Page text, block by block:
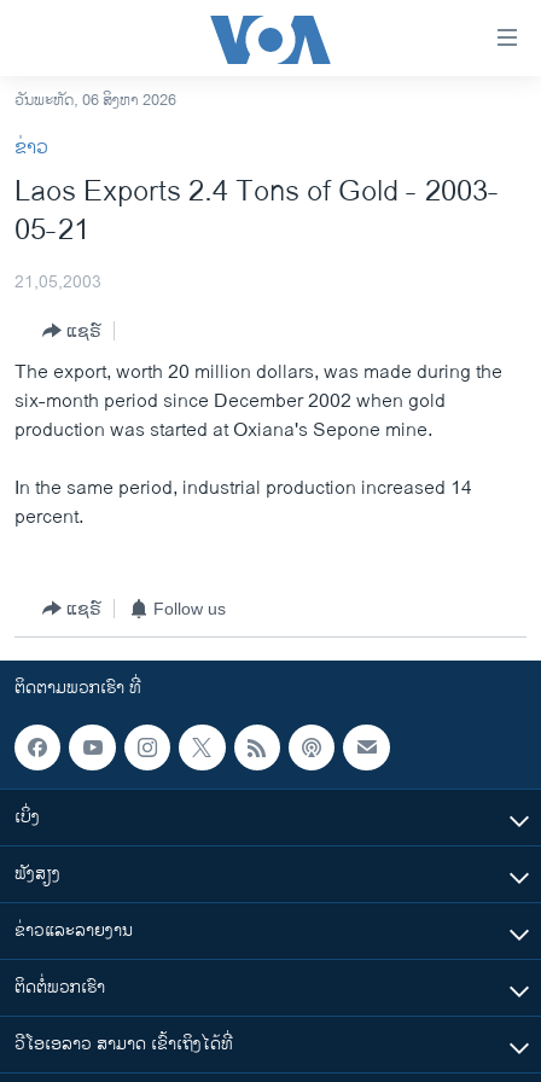
ເຂົ້າ
ຫາ
ຂ້າມ
ຂ້າມ
ຫາ
ອາເມຣິກາ
ຂ່າວ​ຈີນ
ໂລກ
ເອເຊຍ
ອິດສະຫຼະພາບດ້ານການຂ່າວ
ຊີວິດຊາວລາວ
ຊຸມຊົນຊາວລາວ
ທຸລະກິດ
ພາສາອັງກິດ
ວີດີໂອ
ສຽງ
ຕິດຕາມພວກເຮົາ ທີ່
ວັນພະຫັດ, 06 ສິງຫາ 2026
ຂ່າວ
Laos Exports 2.4 Tons of Gold - 2003-
05-21
21,05,2003
ແຊຣ໌
The export, worth 20 million dollars, was made during the
six-month period since December 2002 when gold
production was started at Oxiana's Sepone mine.
In the same period, industrial production increased 14
percent.
ແຊຣ໌ Follow us
ຕິດຕາມພວກເຮົາ ທີ່
ເບິ່ງ
ຟັງສຽງ
ຂ່າວແລະລາຍງານ
ຕິດຕໍ່ພວກເຮົາ
ວີໂອເອລາວ ສາມາດ ເຂົ້າເຖິງໄດ້ທີ່